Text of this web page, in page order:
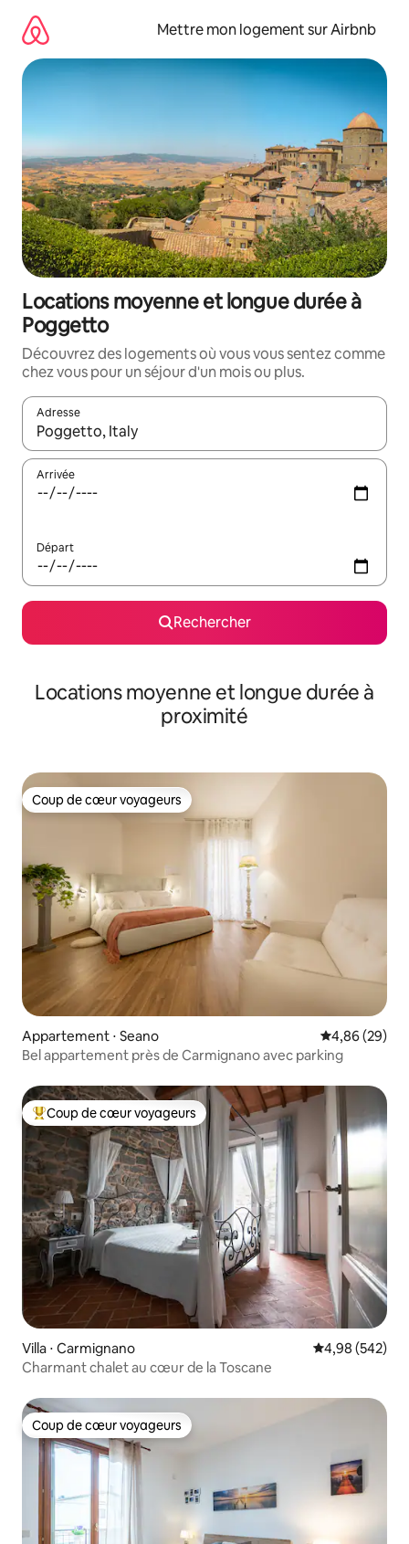
directement
contenu
Mettre mon logement sur Airbnb
Locations moyenne et longue durée à
Poggetto
Découvrez des logements où vous vous sentez comme
chez vous pour un séjour d'un mois ou plus.
Adresse
Lorsque les résultats s'affichent, utilisez les flèches vers le
Arrivée
Départ
Rechercher
Locations moyenne et longue durée à
proximité
Coup de cœur voyageurs
Coup de cœur voyageurs
Appartement ⋅ Seano Évaluation
4,86 (29)
Bel appartement près de Carmignano avec parking
Coups de cœur voyageurs les plus appréciés
Coup de cœur voyageurs
Villa ⋅ Carmignano Évaluation
4,98 (542)
Charmant chalet au cœur de la Toscane
Coup de cœur voyageurs
Coup de cœur voyageurs